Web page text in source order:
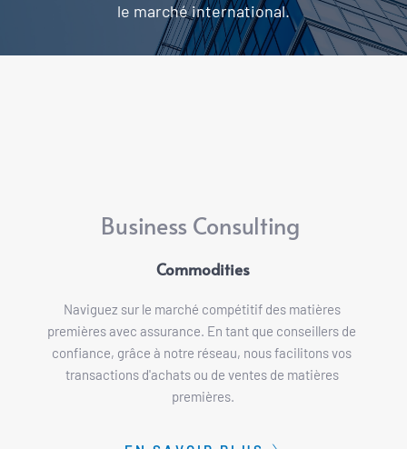
le marché international.
Business Consulting
Commodities
Naviguez sur le marché compétitif des matières
premières avec assurance. En tant que conseillers de
confiance, grâce à notre réseau, nous facilitons vos
transactions d'achats ou de ventes de matières
premières.